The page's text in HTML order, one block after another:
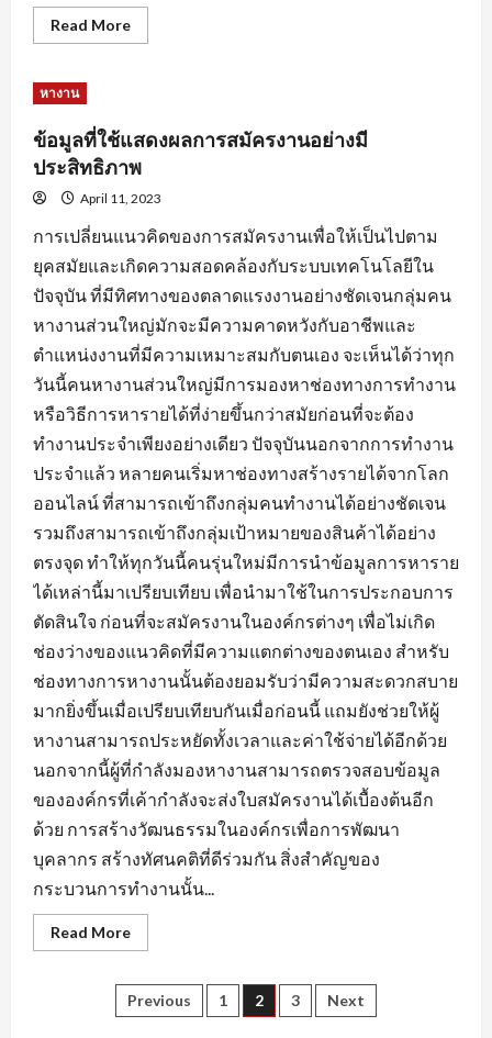
Read MoreRead
more
สมัคร
งาน
พร้อม
คำ
แนะนำ
ปรับ
ข้อมูล
ใบ
สมัคร
หางาน
ข้อมูลที่ใช้แสดงผลการสมัครงานอย่างมี
ประสิทธิภาพ
April 11, 2023
การเปลี่ยนแนวคิดของการสมัครงานเพื่อให้เป็นไปตาม
ยุคสมัยและเกิดความสอดคล้องกับระบบเทคโนโลยีใน
ปัจจุบัน ที่มีทิศทางของตลาดแรงงานอย่างชัดเจนกลุ่มคน
หางานส่วนใหญ่มักจะมีความคาดหวังกับอาชีพและ
ตำแหน่งงานที่มีความเหมาะสมกับตนเอง จะเห็นได้ว่าทุก
วันนี้คนหางานส่วนใหญ่มีการมองหาช่องทางการทำงาน
หรือวิธีการหารายได้ที่ง่ายขึ้นกว่าสมัยก่อนที่จะต้อง
ทำงานประจำเพียงอย่างเดียว ปัจจุบันนอกจากการทำงาน
ประจำแล้ว หลายคนเริ่มหาช่องทางสร้างรายได้จากโลก
ออนไลน์ ที่สามารถเข้าถึงกลุ่มคนทำงานได้อย่างชัดเจน
รวมถึงสามารถเข้าถึงกลุ่มเป้าหมายของสินค้าได้อย่าง
ตรงจุด ทำให้ทุกวันนี้คนรุ่นใหม่มีการนำข้อมูลการหาราย
ได้เหล่านี้มาเปรียบเทียบ เพื่อนำมาใช้ในการประกอบการ
ตัดสินใจ ก่อนที่จะสมัครงานในองค์กรต่างๆ เพื่อไม่เกิด
ช่องว่างของแนวคิดที่มีความแตกต่างของตนเอง สำหรับ
ช่องทางการหางานนั้นต้องยอมรับว่ามีความสะดวกสบาย
มากยิ่งขึ้นเมื่อเปรียบเทียบกันเมื่อก่อนนี้ แถมยังช่วยให้ผู้
หางานสามารถประหยัดทั้งเวลาและค่าใช้จ่ายได้อีกด้วย
นอกจากนี้ผู้ที่กำลังมองหางานสามารถตรวจสอบข้อมูล
ขององค์กรที่เค้ากำลังจะส่งใบสมัครงานได้เบื้องต้นอีก
ด้วย การสร้างวัฒนธรรมในองค์กรเพื่อการพัฒนา
บุคลากร สร้างทัศนคติที่ดีร่วมกัน สิ่งสำคัญของ
กระบวนการทำงานนั้น...
Read MoreRead
more
ที่
ใช้
แสดง
Posts
Previous 1 2 3 Next